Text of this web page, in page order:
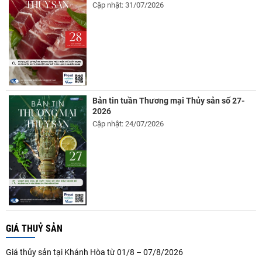
Cập nhật: 31/07/2026
Bản tin tuần Thương mại Thủy sản số 27-
2026
Cập nhật: 24/07/2026
GIÁ THUỶ SẢN
Giá thủy sản tại Khánh Hòa từ 01/8 – 07/8/2026